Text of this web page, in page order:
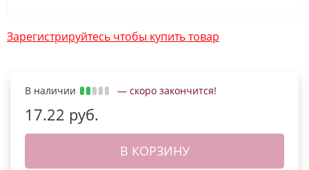
Зарегистрируйтесь чтобы купить товар
В наличии — скоро закончится!
17.22 руб.
В КОРЗИНУ